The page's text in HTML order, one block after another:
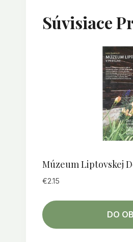
Súvisiace
Múzeum Liptovskej
€2.15
DO